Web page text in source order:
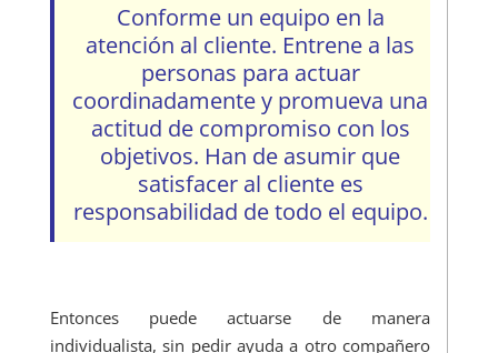
Conforme un equipo en la
atención al cliente. Entrene a las
personas para actuar
coordinadamente y promueva una
actitud de compromiso con los
objetivos. Han de asumir que
satisfacer al cliente es
responsabilidad de todo el equipo.
Entonces puede actuarse de manera
individualista, sin pedir ayuda a otro compañero